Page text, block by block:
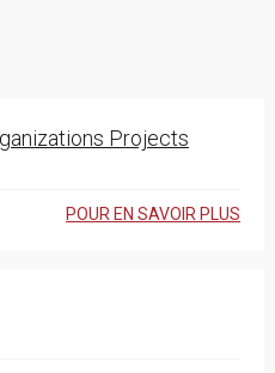
Projects
POUR EN SAVOIR PLUS